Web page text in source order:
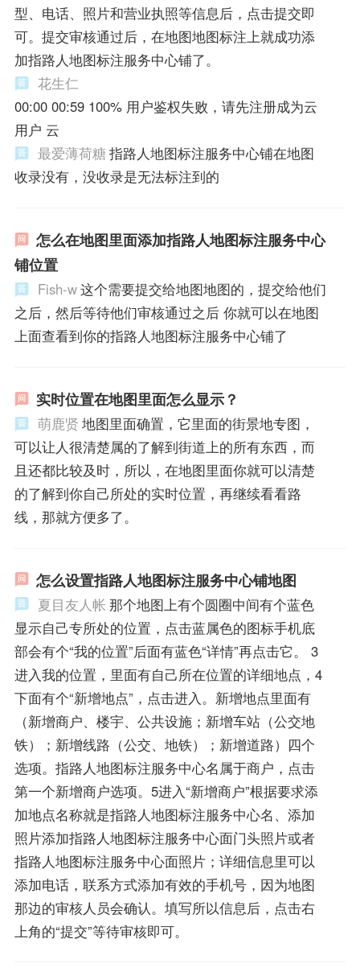
型、电话、照片和营业执照等信息后，点击提交即
可。提交审核通过后，在地图地图标注上就成功添
加指路人地图标注服务中心铺了。
花生仁
00:00 00:59 100% 用户鉴权失败，请先注册成为云
用户 云
最爱薄荷糖 指路人地图标注服务中心铺在地图
收录没有，没收录是无法标注到的
怎么在地图里面添加指路人地图标注服务中心
铺位置
Fish-w这个需要提交给地图地图的，提交给他们
之后，然后等待他们审核通过之后 你就可以在地图
上面查看到你的指路人地图标注服务中心铺了
实时位置在地图里面怎么显示？
萌鹿贤 地图里面确置，它里面的街景地专图，
可以让人很清楚属的了解到街道上的所有东西，而
且还都比较及时，所以，在地图里面你就可以清楚
的了解到你自己所处的实时位置，再继续看看路
线，那就方便多了。
怎么设置指路人地图标注服务中心铺地图
夏目友人帐 那个地图上有个圆圈中间有个蓝色
显示自己专所处的位置，点击蓝属色的图标手机底
部会有个“我的位置”后面有蓝色“详情”再点击它。 3
进入我的位置，里面有自己所在位置的详细地点，4
下面有个“新增地点”，点击进入。新增地点里面有
（新增商户、楼宇、公共设施；新增车站（公交地
铁）；新增线路（公交、地铁）；新增道路）四个
选项。指路人地图标注服务中心名属于商户，点击
第一个新增商户选项。5进入“新增商户”根据要求添
加地点名称就是指路人地图标注服务中心名、添加
照片添加指路人地图标注服务中心面门头照片或者
指路人地图标注服务中心面照片；详细信息里可以
添加电话，联系方式添加有效的手机号，因为地图
那边的审核人员会确认。填写所以信息后，点击右
上角的“提交”等待审核即可。